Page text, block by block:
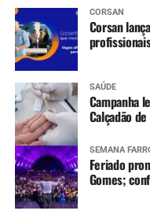
CORSAN
Corsan
SAÚDE
Campanha
Calçadão
SEMANA
Feriado
Gomes;